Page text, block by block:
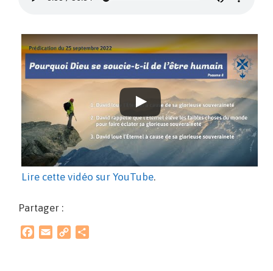
Lire cette vidéo sur YouTube.
Partager :